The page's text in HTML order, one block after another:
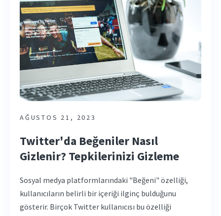
AĞUSTOS 21, 2023
Twitter'da Beğeniler Nasıl
Gizlenir? Tepkilerinizi Gizleme
Sosyal medya platformlarındaki "Beğeni" özelliği,
kullanıcıların belirli bir içeriği ilginç bulduğunu
gösterir. Birçok Twitter kullanıcısı bu özelliği